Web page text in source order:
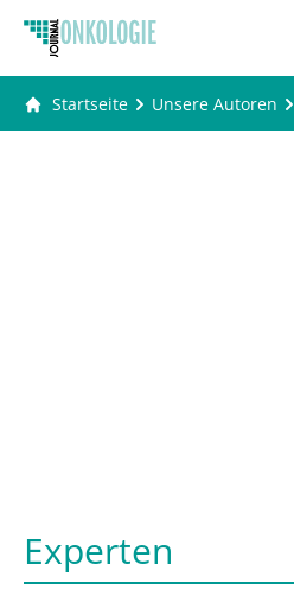
Startseite Unsere Autoren
Experten